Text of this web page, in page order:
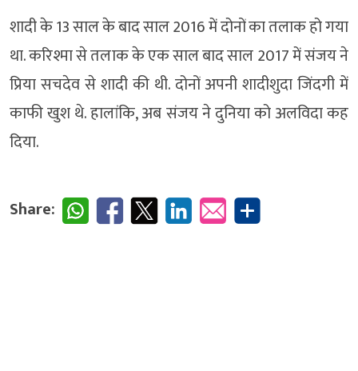
शादी के 13 साल के बाद साल 2016 में दोनों का तलाक हो गया
था. करिश्मा से तलाक के एक साल बाद साल 2017 में संजय ने
प्रिया सचदेव से शादी की थी. दोनों अपनी शादीशुदा जिंदगी में
काफी खुश थे. हालांकि, अब संजय ने दुनिया को अलविदा कह
दिया.
Share: